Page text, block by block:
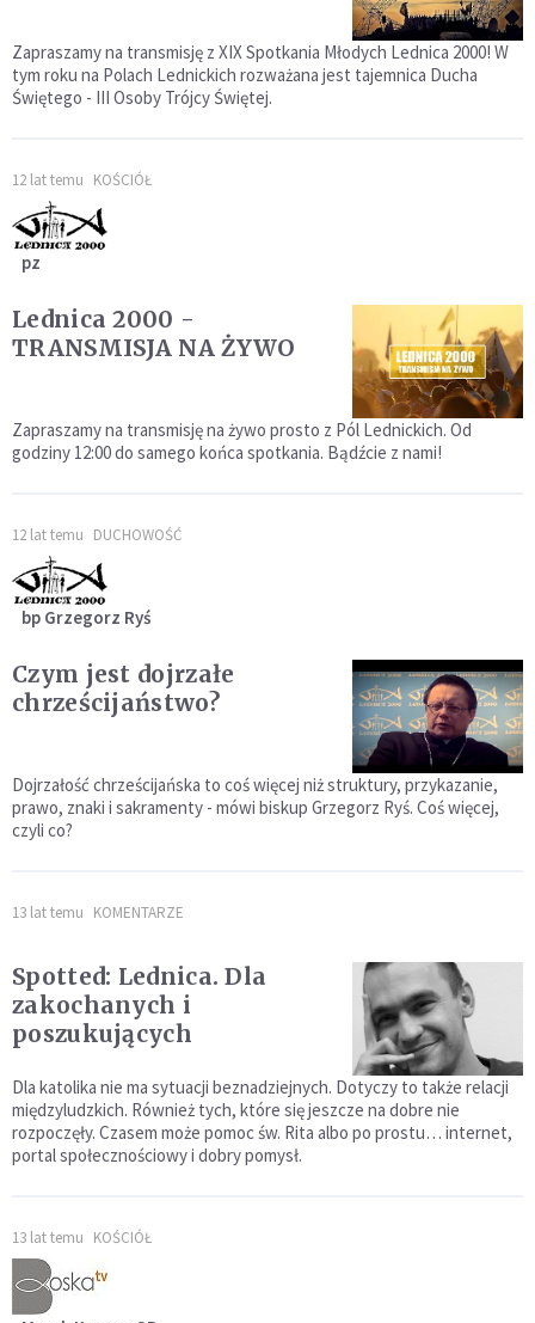
Zapraszamy na transmisję z XIX Spotkania Młodych Lednica 2000! W
tym roku na Polach Lednickich rozważana jest tajemnica Ducha
Świętego - III Osoby Trójcy Świętej.
12 lat temu KOŚCIÓŁ
pz
Lednica 2000 -
TRANSMISJA NA ŻYWO
Zapraszamy na transmisję na żywo prosto z Pól Lednickich. Od
godziny 12:00 do samego końca spotkania. Bądźcie z nami!
12 lat temu DUCHOWOŚĆ
bp Grzegorz Ryś
Czym jest dojrzałe
chrześcijaństwo?
Dojrzałość chrześcijańska to coś więcej niż struktury, przykazanie,
prawo, znaki i sakramenty - mówi biskup Grzegorz Ryś. Coś więcej,
czyli co?
13 lat temu KOMENTARZE
Spotted: Lednica. Dla
zakochanych i
poszukujących
Dla katolika nie ma sytuacji beznadziejnych. Dotyczy to także relacji
międzyludzkich. Również tych, które się jeszcze na dobre nie
rozpoczęły. Czasem może pomoc św. Rita albo po prostu… internet,
portal społecznościowy i dobry pomysł.
13 lat temu KOŚCIÓŁ